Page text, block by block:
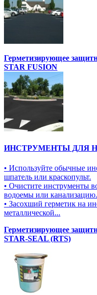
Герметизирующее
STAR FUSION
ИНСТРУМЕНТЫ ДЛЯ
• Используйте обычные
шпатель или краскопульт.
• Очистите инструменты
водоемы или канализацию.
• Засохший герметик на
металлической...
Герметизирующее
STAR-SEAL (RTS)